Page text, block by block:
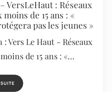
VersLeHaut : Réseaux
de 15 ans : «
pas les jeunes »
Vers Le Haut - Réseaux
de 15 ans : «…